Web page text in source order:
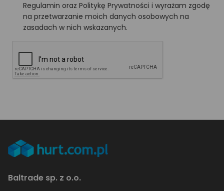
Regulamin oraz Politykę Prywatności i wyrażam zgodę
na przetwarzanie moich danych osobowych na
zasadach w nich wskazanych.
Baltrade sp. z o.o.